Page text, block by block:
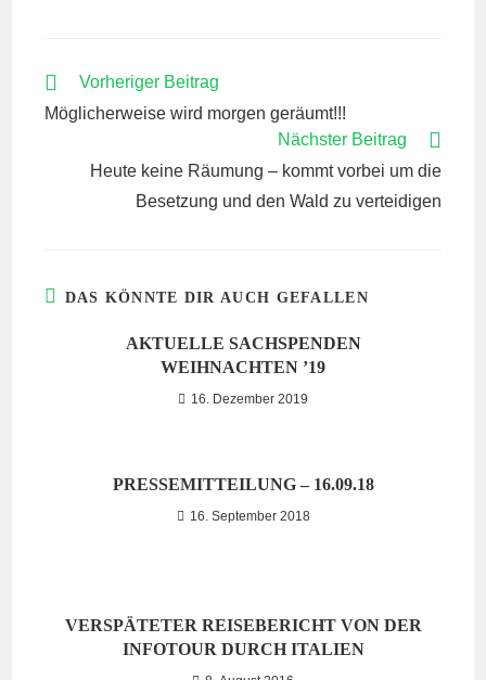
WEITERE
ANSEHEN
Vorheriger Beitrag
Möglicherweise wird morgen geräumt!!!
Nächster Beitrag
Heute keine Räumung – kommt vorbei um die
Besetzung und den Wald zu verteidigen
DAS KÖNNTE DIR AUCH GEFALLEN
AKTUELLE SACHSPENDEN
WEIHNACHTEN ’19
16. Dezember 2019
PRESSEMITTEILUNG – 16.09.18
16. September 2018
VERSPÄTETER REISEBERICHT VON DER
INFOTOUR DURCH ITALIEN